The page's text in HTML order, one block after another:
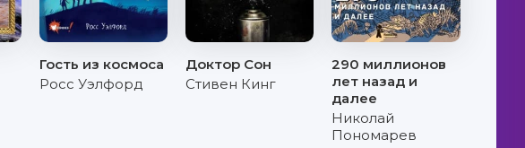
Гость из космоса
Росс Уэлфорд
Доктор Сон
Стивен Кинг
290 миллионов
лет назад и
далее
Николай
Пономарев